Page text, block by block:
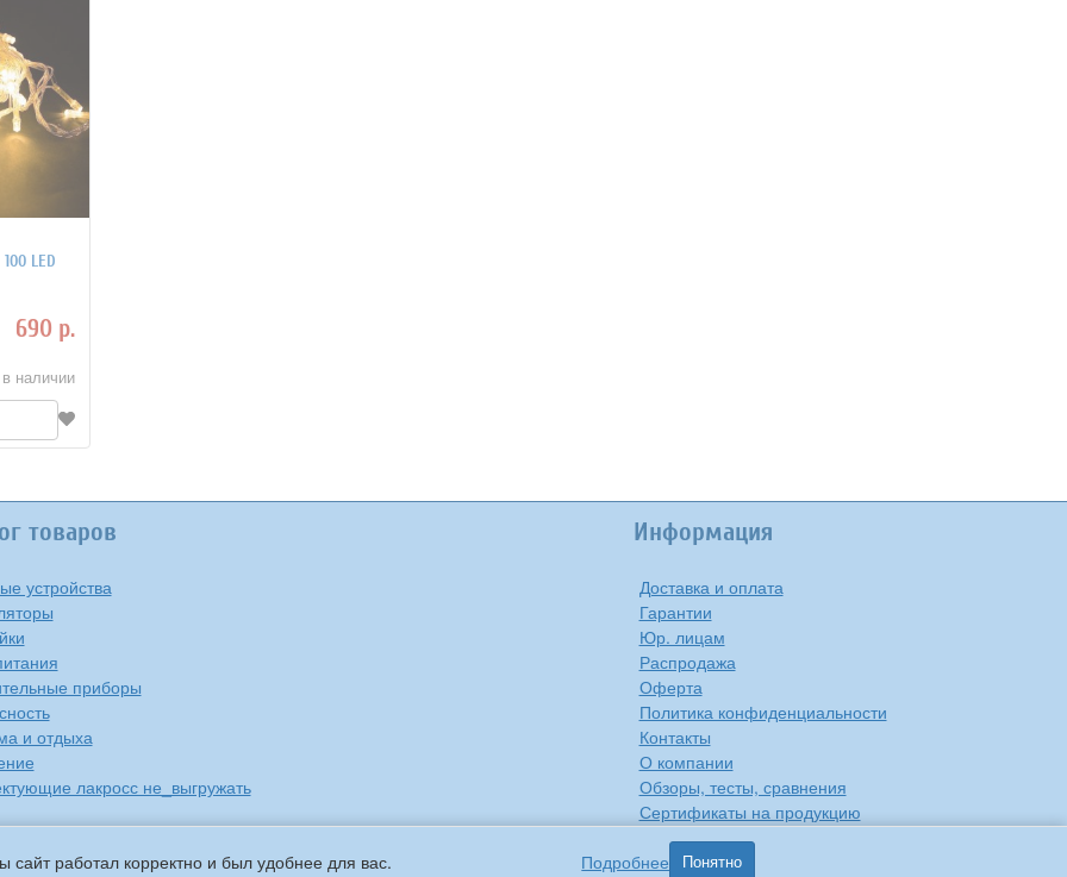
сайт работал корректно и был удобнее для вас. Подробнее Понятно
LED
690 р.
в наличии
товаров
устройства
приборы
и отдыха
лакросс не_выгружать
Информация
Доставка и оплата
Гарантии
Юр. лицам
Распродажа
Оферта
Политика конфиденциальности
Контакты
О компании
Обзоры, тесты, сравнения
Сертификаты на продукцию
Инструкции на русском языке